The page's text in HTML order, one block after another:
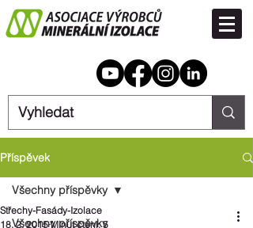
Příspěvek
Všechny příspěvky
Všechny příspěvky
Střechy-Fasády-Izolace
18. 2. 2015 Minut čtení: 5